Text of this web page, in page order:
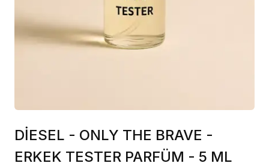
DİESEL - ONLY THE BRAVE -
ERKEK TESTER PARFÜM - 5 ML